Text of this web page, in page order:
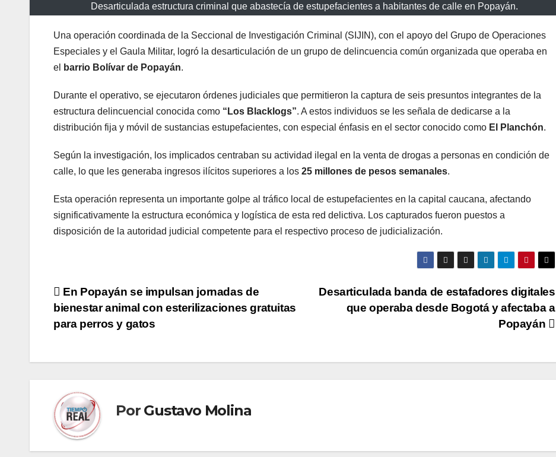
Desarticulada estructura criminal que abastecía de estupefacientes a habitantes de calle en Popayán.
Una operación coordinada de la Seccional de Investigación Criminal (SIJIN), con el apoyo del Grupo de Operaciones
Especiales y el Gaula Militar, logró la desarticulación de un grupo de delincuencia común organizada que operaba en
el
barrio Bolívar de Popayán.
Durante el operativo, se ejecutaron órdenes judiciales que permitieron la captura de seis presuntos integrantes de la
estructura delincuencial conocida como “Los Blacklogs”. A estos individuos se les señala de dedicarse a la
distribución fija y móvil de sustancias estupefacientes, con especial énfasis en el sector conocido como El Planchón.
Según la investigación, los implicados centraban su actividad ilegal en la venta de drogas a personas en condición de
calle, lo que les generaba ingresos ilícitos superiores a los 25 millones de pesos semanales.
Esta operación representa un importante golpe al tráfico local de estupefacientes en la capital caucana, afectando
significativamente la estructura económica y logística de esta red delictiva. Los capturados fueron puestos a
disposición de la autoridad judicial competente para el respectivo proceso de judicialización.
Navegación
de
Desarticulada banda de estafadores digitales
que operaba desde Bogotá y afectaba a
Popayán
En Popayán se impulsan jornadas de
bienestar animal con esterilizaciones gratuitas
para perros y gatos
Por Gustavo Molina